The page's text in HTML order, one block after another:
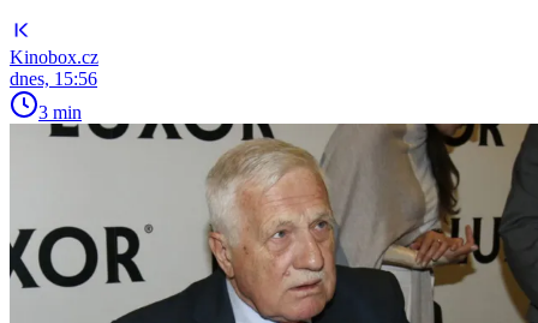
Kinobox.cz
dnes, 15:56
3 min